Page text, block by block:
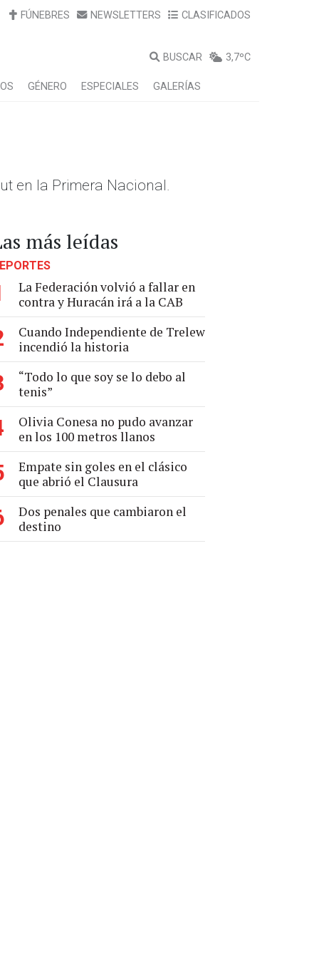
FÚNEBRES NEWSLETTERS CLASIFICADOS
BUSCAR 3,7ºC
GÉNERO ESPECIALES GALERÍAS
en la Primera Nacional.
más leídas
La Federación volvió a fallar en
contra y Huracán irá a la CAB
Cuando Independiente de Trelew
incendió la historia
“Todo lo que soy se lo debo al
tenis”
Olivia Conesa no pudo avanzar
en los 100 metros llanos
Empate sin goles en el clásico
que abrió el Clausura
Dos penales que cambiaron el
destino